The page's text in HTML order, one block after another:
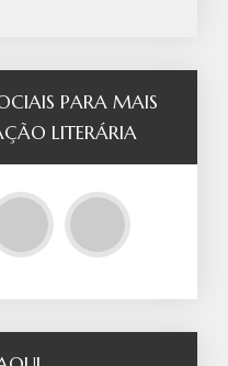
PARA MAIS
LITERÁRIA